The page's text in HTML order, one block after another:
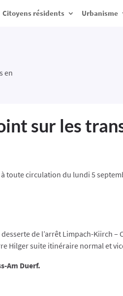
Citoyens résidents Urbanisme
en
sur les
circulation du lundi 5
de l’arrêt Limpach-Kiirch –
Hilger suite itinéraire normal et
Am Duerf.